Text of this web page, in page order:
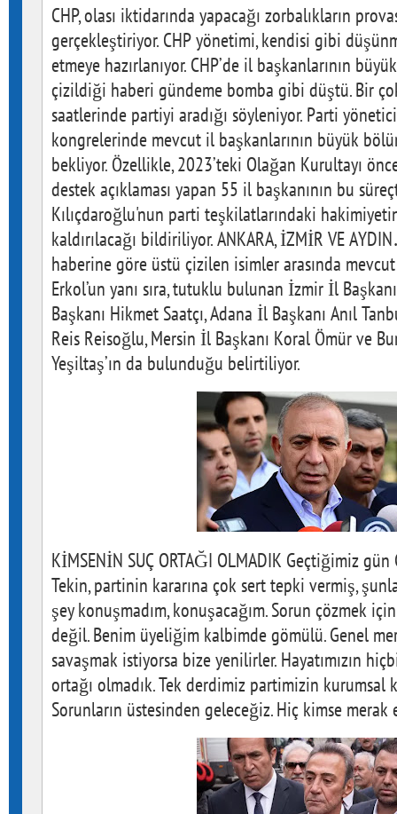
CHP, olası iktidarında yapacağı zorbalıkların
gerçekleştiriyor. CHP yönetimi, kendisi gibi
etmeye hazırlanıyor. CHP’de il başkanlarının
çizildiği haberi gündeme bomba gibi düştü. Bir
saatlerinde partiyi aradığı söyleniyor. Parti
kongrelerinde mevcut il başkanlarının büyük
bekliyor. Özellikle, 2023’teki Olağan Kurultayı
destek açıklaması yapan 55 il başkanının bu
Kılıçdaroğlu'nun parti teşkilatlarındaki
kaldırılacağı bildiriliyor. ANKARA, İZMİR VE
haberine göre üstü çizilen isimler arasında
Erkol’un yanı sıra, tutuklu bulunan İzmir İl
Başkanı Hikmet Saatçı, Adana İl Başkanı Anıl
Reis Reisoğlu, Mersin İl Başkanı Koral Ömür ve
Yeşiltaş’ın da bulunduğu belirtiliyor.
KİMSENİN SUÇ ORTAĞI OLMADIK Geçtiğimiz
Tekin, partinin kararına çok sert tepki vermiş,
şey konuşmadım, konuşacağım. Sorun çözmek
değil. Benim üyeliğim kalbimde gömülü. Genel
savaşmak istiyorsa bize yenilirler. Hayatımızın
ortağı olmadık. Tek derdimiz partimizin
Sorunların üstesinden geleceğiz. Hiç kimse merak